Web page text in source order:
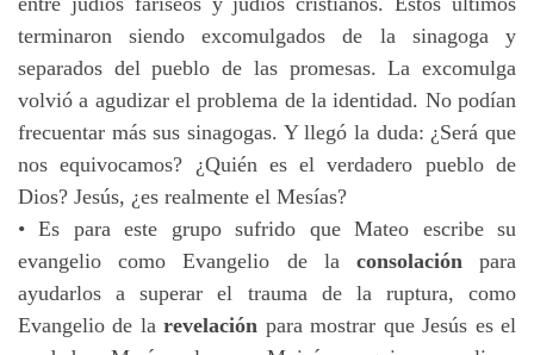
terminaron siendo excomulgados de la sinagoga y
separados del pueblo de las promesas. La excomulga
volvió a agudizar el problema de la identidad. No podían
frecuentar más sus sinagogas. Y llegó la duda: ¿Será que
nos equivocamos? ¿Quién es el verdadero pueblo de
Dios? Jesús, ¿es realmente el Mesías?
• Es para este grupo sufrido que Mateo escribe su
evangelio como Evangelio de la consolaciónpara
ayudarlos a superar el trauma de la ruptura, como
Evangelio de larevelación para mostrar que Jesús es el